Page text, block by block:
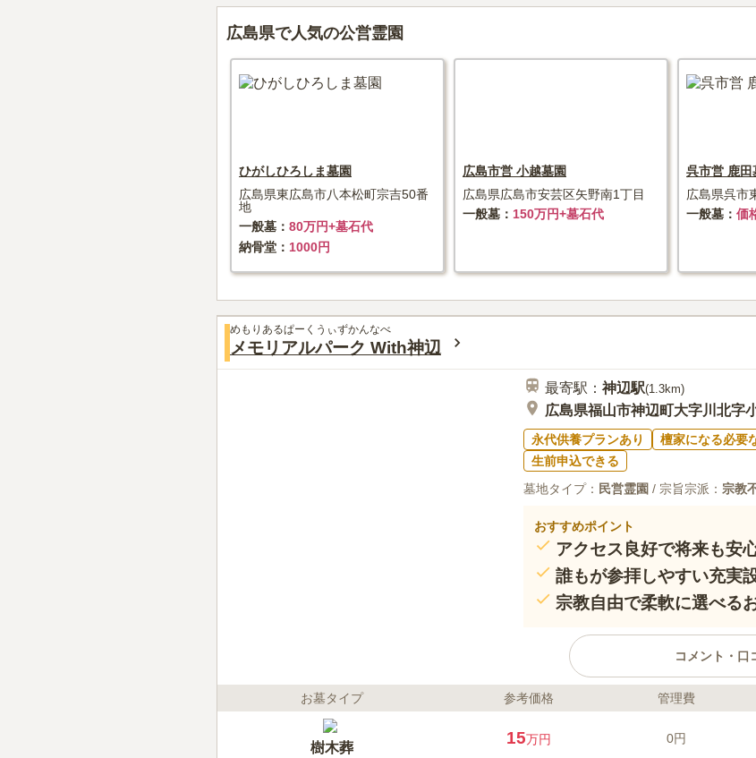
広島県で人気の公営霊園
ひがしひろしま墓園
広島県東広島市八本松町宗吉50番
地
一般墓
80万円+墓石代
納骨堂
1000円
広島市営 小越墓園
広島県広島市安芸区矢野南1丁目
一般墓
150万円+墓石代
呉市営 鹿田
広島県呉市
一般墓
価
めもりあるぱーくうぃずかんなべ
メモリアルパーク With神辺
最寄駅： 神辺駅(1.3km)
広島県福山市神辺町大字川北字
永代供養プランあり 檀家になる必要
生前申込できる
墓地タイプ： 民営霊園 / 宗旨宗派： 宗教
おすすめポイント
アクセス良好で将来も安
誰もが参拝しやすい充実
宗教自由で柔軟に選べる
コメント・口
ライフドット編集部のコメント
お骨も一緒に納骨できる霊苑
お墓タイプ 参考価格 管理費
樹木葬
15万円 0円